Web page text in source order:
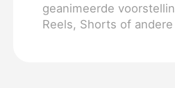
geanimeerde
Reels, Shorts of